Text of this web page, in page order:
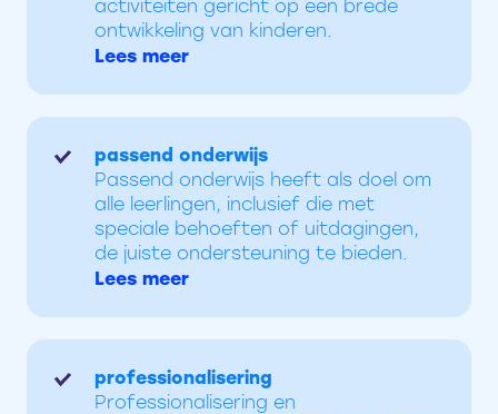
activiteiten gericht op een brede
ontwikkeling van kinderen.
Lees meer
passend onderwijs
Passend onderwijs heeft als doel om
alle leerlingen, inclusief die met
speciale behoeften of uitdagingen,
de juiste ondersteuning te bieden.
Lees meer
professionalisering
Professionalisering en